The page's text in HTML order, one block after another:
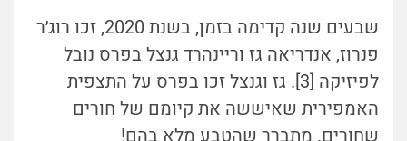
שבעים שנה קדימה בזמן, בשנת 2020, זכו רוג׳ר
פנרוז, אנדריאה גז וריינהרד גנצל בפרס נובל
לפיזיקה [3]. גז וגנצל זכו בפרס על התצפית
האמפירית שאיששה את קיומם של חורים
שחורים. מתברר שהטבע מלא בהם!